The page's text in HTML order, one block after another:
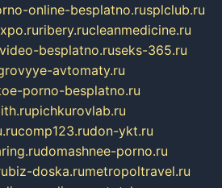
online-besplatno.rusplclub.ru
ribery.rucleanmedicine.ru
besplatno.ruseks-365.ru
avtomaty.ru
porno-besplatno.ru
pichkurovlab.ru
comp123.rudon-ykt.ru
domashnee-porno.ru
biz-doska.rumetropoltravel.ru